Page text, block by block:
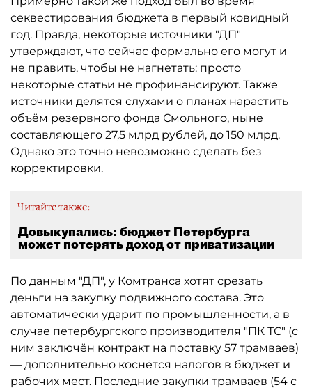
секвестирования бюджета в первый ковидный
год. Правда, некоторые источники "ДП"
утверждают, что сейчас формально его могут и
не править, чтобы не нагнетать: просто
некоторые статьи не профинансируют. Также
источники делятся слухами о планах нарастить
объём резервного фонда Смольного, ныне
составляющего 27,5 млрд рублей, до 150 млрд.
Однако это точно невозможно сделать без
корректировки.
Читайте также:
Довыкупались: бюджет Петербурга
может потерять доход от приватизации
По данным "ДП", у Комтранса хотят срезать
деньги на закупку подвижного состава. Это
автоматически ударит по промышленности, а в
случае петербургского производителя "ПК ТС" (с
ним заключён контракт на поставку 57 трамваев)
— дополнительно коснётся налогов в бюджет и
рабочих мест. Последние закупки трамваев (54 с